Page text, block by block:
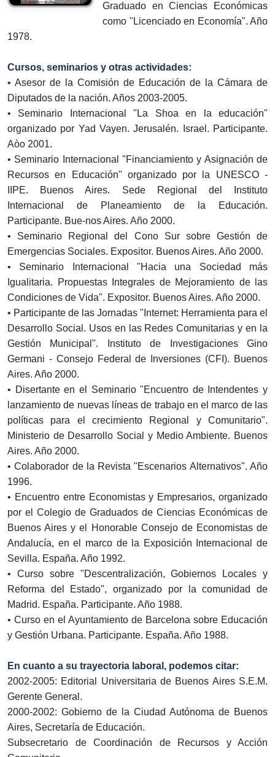
Graduado en Ciencias Económicas
como "Licenciado en Economía". Año
1978.
Cursos, seminarios y otras actividades:
• Asesor de la Comisión de Educación de la Cámara de
Diputados de la nación. Años 2003-2005.
• Seminario Internacional "La Shoa en la educación"
organizado por Yad Vayen. Jerusalén. Israel. Participante.
Aòo 2001.
• Seminario Internacional "Financiamiento y Asignación de
Recursos en Educación" organizado por la UNESCO -
IIPE. Buenos Aires. Sede Regional del Instituto
Internacional de Planeamiento de la Educación.
Participante. Bue-nos Aires. Año 2000.
• Seminario Regional del Cono Sur sobre Gestión de
Emergencias Sociales. Expositor. Buenos Aires. Año 2000.
• Seminario Internacional "Hacia una Sociedad más
Igualitaria. Propuestas Integrales de Mejoramiento de las
Condiciones de Vida". Expositor. Buenos Aires. Año 2000.
• Participante de las Jornadas "Internet: Herramienta para el
Desarrollo Social. Usos en las Redes Comunitarias y en la
Gestión Municipal". Instituto de Investigaciones Gino
Germani - Consejo Federal de Inversiones (CFI). Buenos
Aires. Año 2000.
• Disertante en el Seminario "Encuentro de Intendentes y
lanzamiento de nuevas líneas de trabajo en el marco de las
políticas para el crecimiento Regional y Comunitario".
Ministerio de Desarrollo Social y Medio Ambiente. Buenos
Aires. Año 2000.
• Colaborador de la Revista "Escenarios Alternativos". Año
1996.
• Encuentro entre Economistas y Empresarios, organizado
por el Colegio de Graduados de Ciencias Económicas de
Buenos Aires y el Honorable Consejo de Economistas de
Andalucía, en el marco de la Exposición Internacional de
Sevilla. España. Año 1992.
• Curso sobre "Descentralización, Gobiernos Locales y
Reforma del Estado", organizado por la comunidad de
Madrid. España. Participante. Año 1988.
• Curso en el Ayuntamiento de Barcelona sobre Educación
y Gestión Urbana. Participante. España. Año 1988.
En cuanto a su trayectoria laboral, podemos citar:
2002-2005: Editorial Universitaria de Buenos Aires S.E.M.
Gerente General.
2000-2002: Gobierno de la Ciudad Autónoma de Buenos
Aires, Secretaría de Educación.
Subsecretario de Coordinación de Recursos y Acción